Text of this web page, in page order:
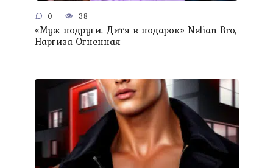
0 38
«Муж подруги. Дитя в подарок» Nelian Bro,
Наргиза Огненная